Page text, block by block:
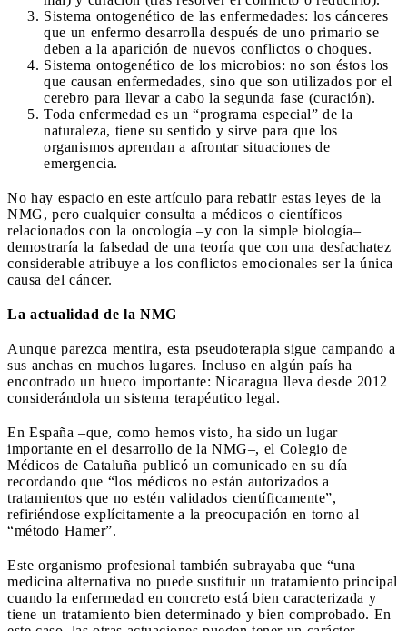
Sistema ontogenético de las enfermedades: los cánceres
que un enfermo desarrolla después de uno primario se
deben a la aparición de nuevos conflictos o choques.
Sistema ontogenético de los microbios: no son éstos los
que causan enfermedades, sino que son utilizados por el
cerebro para llevar a cabo la segunda fase (curación).
Toda enfermedad es un “programa especial” de la
naturaleza, tiene su sentido y sirve para que los
organismos aprendan a afrontar situaciones de
emergencia.
No hay espacio en este artículo para rebatir estas leyes de la
NMG, pero cualquier consulta a médicos o científicos
relacionados con la oncología –y con la simple biología–
demostraría la falsedad de una teoría que con una desfachatez
considerable atribuye a los conflictos emocionales ser la única
causa del cáncer.
La actualidad de la NMG
Aunque parezca mentira, esta pseudoterapia sigue campando a
sus anchas en muchos lugares. Incluso en algún país ha
encontrado un hueco importante: Nicaragua lleva desde 2012
considerándola un sistema terapéutico legal.
En España –que, como hemos visto, ha sido un lugar
importante en el desarrollo de la NMG–, el Colegio de
Médicos de Cataluña publicó un comunicado en su día
recordando que “los médicos no están autorizados a
tratamientos que no estén validados científicamente”,
refiriéndose explícitamente a la preocupación en torno al
“método Hamer”.
Este organismo profesional también subrayaba que “una
medicina alternativa no puede sustituir un tratamiento principal
cuando la enfermedad en concreto está bien caracterizada y
tiene un tratamiento bien determinado y bien comprobado. En